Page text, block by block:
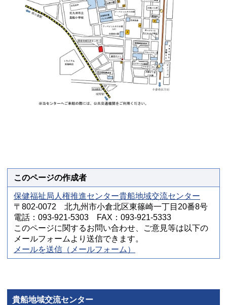
このページの作成者
保健福祉局人権推進センター貴船地域交流センター
〒802-0072 北九州市小倉北区東篠崎一丁目20番8号
電話：093-921-5303 FAX：093-921-5333
このページに関するお問い合わせ、ご意見等は以下の
メールフォームより送信できます。
メールを送信（メールフォーム）
貴船地域交流センター